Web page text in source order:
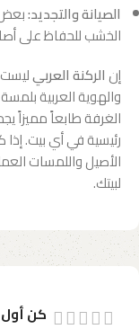
الصيانة والتجديد:بعض
الخشب للحفاظ على
إن الركنة العربي
والهوية العربية
الغرفة طابعاً مميزاً
رئيسية في أي بيت.
الأصيل واللمسات
لبيتك.
كن